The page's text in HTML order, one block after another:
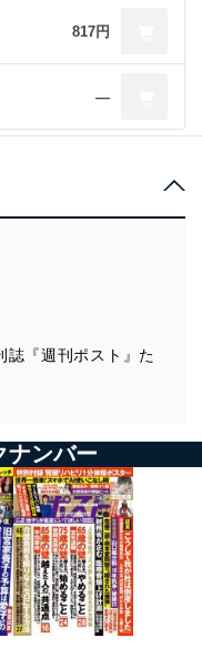
817円
―
誌『週刊ポスト』た
ナンバー